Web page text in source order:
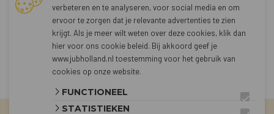
+31 (0)252 373762
sales@jubholland.nl
CONTACT
verbeteren en te analyseren, voor social media en om
ervoor te zorgen dat je relevante advertenties te zien
krijgt. Als je meer wilt weten over deze cookies, klik dan
hier voor ons cookie beleid. Bij akkoord geef je
www.jubholland.nl toestemming voor het gebruik van
cookies op onze website.
FUNCTIONEEL
STATISTIEKEN